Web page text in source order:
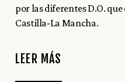
por las diferentes D.O.
Castilla-La Mancha.
LEER MÁS